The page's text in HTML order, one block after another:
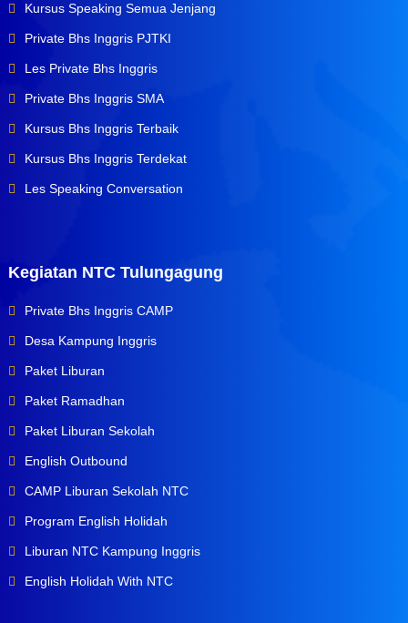
Kursus Speaking Semua Jenjang
Private Bhs Inggris PJTKI
Les Private Bhs Inggris
Private Bhs Inggris SMA
Kursus Bhs Inggris Terbaik
Kursus Bhs Inggris Terdekat
Les Speaking Conversation
Kegiatan NTC Tulungagung
Private Bhs Inggris CAMP
Desa Kampung Inggris
Paket Liburan
Paket Ramadhan
Paket Liburan Sekolah
English Outbound
CAMP Liburan Sekolah NTC
Program English Holidah
Liburan NTC Kampung Inggris
English Holidah With NTC